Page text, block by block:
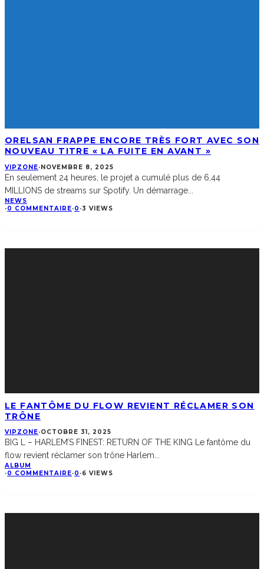
ORELSAN FRAPPE ENCORE TRÈS FORT AVEC SON
NOUVEAU TITRE « LA FUITE EN AVANT »
VIPZONE· NOVEMBRE 8, 2025
En seulement 24 heures, le projet a cumulé plus de 6,44
MILLIONS de streams sur Spotify. Un démarrage
NEWS
·0 COMMENTAIRE·0 ·3 VIEWS
LE FANTÔME DU FLOW REVIENT RÉCLAMER SON
TRÔNE
VIPZONE·OCTOBRE 31, 2025
BIG L – HARLEM’S FINEST: RETURN OF THE KING Le fantôme du
flow revient réclamer son trône Harlem...
ALBUM
·0 COMMENTAIRE·0 ·6 VIEWS